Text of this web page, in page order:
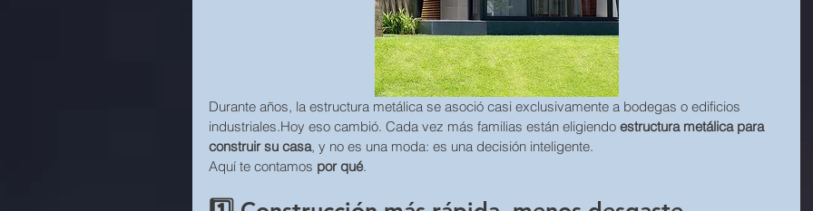
Durante años, la estructura metálica se asoció casi exclusivamente a bodegas o edificios
industriales.Hoy eso cambió. Cada vez más familias están eligiendo estructura metálica para
construir su casa, y no es una moda: es una decisión inteligente.
Aquí te contamos por qué.